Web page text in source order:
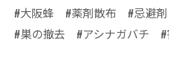
#大阪蜂 #薬剤散布 #忌避剤
#巣の撤去 #アシナガバチ #